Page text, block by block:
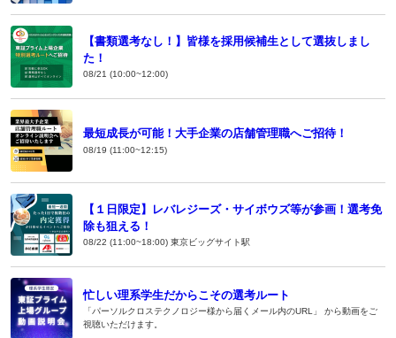
【書類選考なし！】皆様を採用候補生として選抜しまし
た！
08/21 (10:00~12:00)
最短成長が可能！大手企業の店舗管理職へご招待！
08/19 (11:00~12:15)
【１日限定】レバレジーズ・サイボウズ等が参画！選考免
除も狙える！
08/22 (11:00~18:00) 東京ビッグサイト駅
忙しい理系学生だからこその選考ルート
「パーソルクロステクノロジー様から届くメール内のURL」 から動画をご
視聴いただけます。